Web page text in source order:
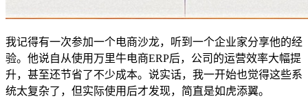
我记得有一次参加一个电商沙龙，听到一个企业家分享他的经
验。他说自从使用万里牛电商ERP后，公司的运营效率大幅提
升，甚至还节省了不少成本。说实话，我一开始也觉得这些系
统太复杂了，但实际使用后才发现，简直是如虎添翼。